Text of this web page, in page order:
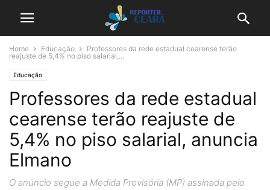
Home Educação
Professores da rede estadual cearense terão
reajuste de 5,4% no piso salarial,...
Educação
Professores da rede estadual
cearense terão reajuste de
5,4% no piso salarial, anuncia
Elmano
O anúncio segue a Medida Provisória (MP) assinada pelo